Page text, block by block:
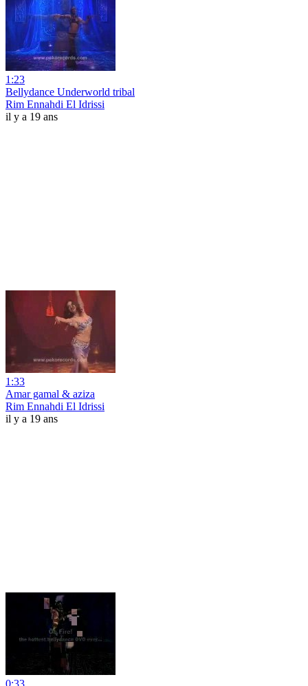
1:23
Bellydance Underworld tribal
Rim Ennahdi El Idrissi
il y a 19 ans
1:33
Amar gamal & aziza
Rim Ennahdi El Idrissi
il y a 19 ans